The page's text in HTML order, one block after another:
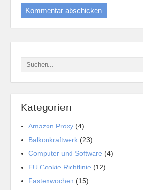
Kategorien
Amazon Proxy (4)
Balkonkraftwerk (23)
Computer und Software (4)
EU Cookie Richtlinie (12)
Fastenwochen (15)